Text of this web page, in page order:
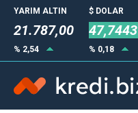
YARIM ALTIN
21.787,00
% 2,54
$ DOLAR
47,7443
% 0,18